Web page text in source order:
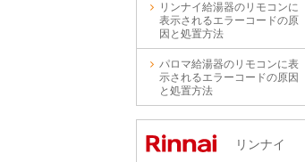
リンナイ給湯器のリモコンに
表示されるエラーコードの原
因と処置方法
パロマ給湯器のリモコンに表
示されるエラーコードの原因
と処置方法
リンナイ